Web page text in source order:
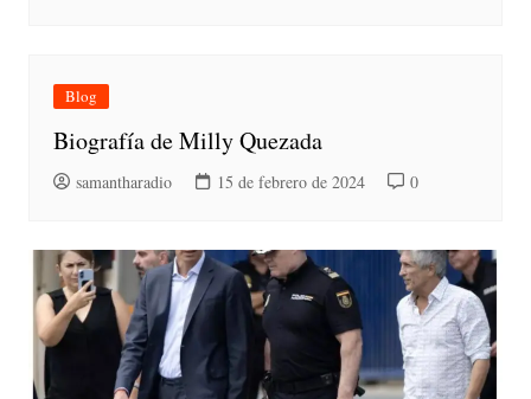
Blog
Biografía de Milly Quezada
samantharadio 15 de febrero de 2024 0